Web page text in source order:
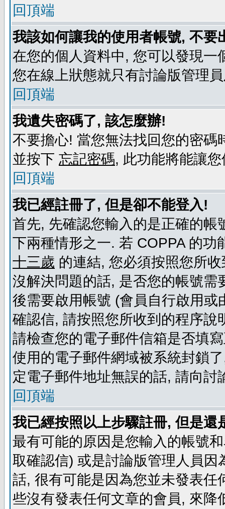
回頂端
我該如何讓我的使用者帳號, 不
在您的個人資料中, 您可以發現一
您在線上狀態就只有討論版管理
回頂端
我遺失密碼了, 該怎麼辦!
不要擔心! 當您無法找回您的密
並按下 忘記密碼, 此功能將能讓
回頂端
我已經註冊了, 但是卻不能登入!
首先, 先確認您輸入的是正確的
下兩種情形之一. 若 COPPA 的
十三歲 的連結, 您必須按照您所
沒解決問題的話, 是否您的帳號
後需要啟用帳號 (會員自行啟用
確認信, 請按照您所收到的程序
請檢查您的電子郵件信箱是否填
使用的電子郵件網域被系統封鎖
定電子郵件地址無誤的話, 請向
回頂端
我已經按照以上步驟註冊, 但是還
最有可能的原因是您輸入的帳號
取確認信) 或是討論版管理人員
話, 很有可能是因為您並未發表
些沒有發表任何文章的會員, 來